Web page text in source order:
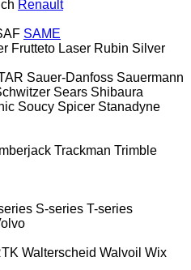
Renault
SAME
Frutteto Laser Rubin Silver
Sauer-Danfoss Sauermann
Sears Shibaura
Soucy Spicer Stanadyne
Trackman Trimble
S-series T-series
Walterscheid Walvoil Wix